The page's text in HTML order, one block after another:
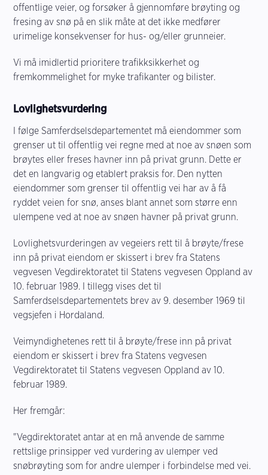
offentlige veier, og forsøker å gjennomføre brøyting og
fresing av snø på en slik måte at det ikke medfører
urimelige konsekvenser for hus- og/eller grunneier.
Vi må imidlertid prioritere trafikksikkerhet og
fremkommelighet for myke trafikanter og bilister.
Lovlighetsvurdering
I følge Samferdselsdepartementet må eiendommer som
grenser ut til offentlig vei regne med at noe av snøen som
brøytes eller freses havner inn på privat grunn. Dette er
det en langvarig og etablert praksis for. Den nytten
eiendommer som grenser til offentlig vei har av å få
ryddet veien for snø, anses blant annet som større enn
ulempene ved at noe av snøen havner på privat grunn.
Lovlighetsvurderingen av vegeiers rett til å brøyte/frese
inn på privat eiendom er skissert i brev fra Statens
vegvesen Vegdirektoratet til Statens vegvesen Oppland av
10. februar 1989. I tillegg vises det til
Samferdselsdepartementets brev av 9. desember 1969 til
vegsjefen i Hordaland.
Veimyndighetenes rett til å brøyte/frese inn på privat
eiendom er skissert i brev fra Statens vegvesen
Vegdirektoratet til Statens vegvesen Oppland av 10.
februar 1989.
Her fremgår:
"Vegdirektoratet antar at en må anvende de samme
rettslige prinsipper ved vurdering av ulemper ved
snøbrøyting som for andre ulemper i forbindelse med vei.